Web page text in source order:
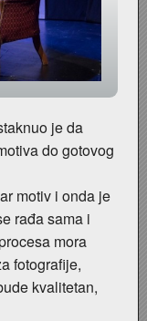
1982 je da
do gotovog
motiv i onda je
rađa sama i
mora
fotografije,
kvalitetan,